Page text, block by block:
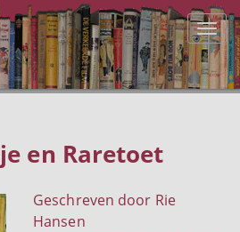
en Raretoet
Geschreven door Rie
Hansen